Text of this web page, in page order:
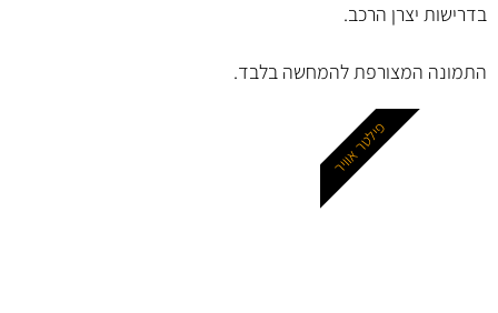
בדרישות יצרן הרכב.
התמונה המצורפת להמחשה בלבד.
פילטר אוויר